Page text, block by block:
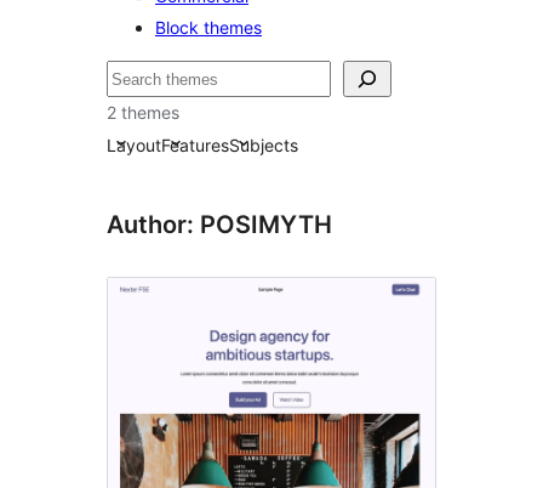
Block themes
Buscar
2 themes
LayoutFeaturesSubjects
Author: POSIMYTH